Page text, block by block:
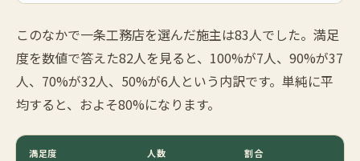
このなかで一条工務店を選んだ施主は83人でした。満足
度を数値で答えた82人を見ると、100%が7人、90%が37
人、70%が32人、50%が6人という内訳です。単純に平
均すると、およそ80%になります。
満足度 人数 割合